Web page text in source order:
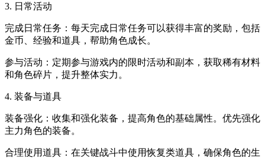
3. 日常活动
完成日常任务：每天完成日常任务可以获得丰富的奖励，包括
金币、经验和道具，帮助角色成长。
参与活动：定期参与游戏内的限时活动和副本，获取稀有材料
和角色碎片，提升整体实力。
4. 装备与道具
装备强化：收集和强化装备，提高角色的基础属性。优先强化
主力角色的装备。
合理使用道具：在关键战斗中使用恢复类道具，确保角色的生